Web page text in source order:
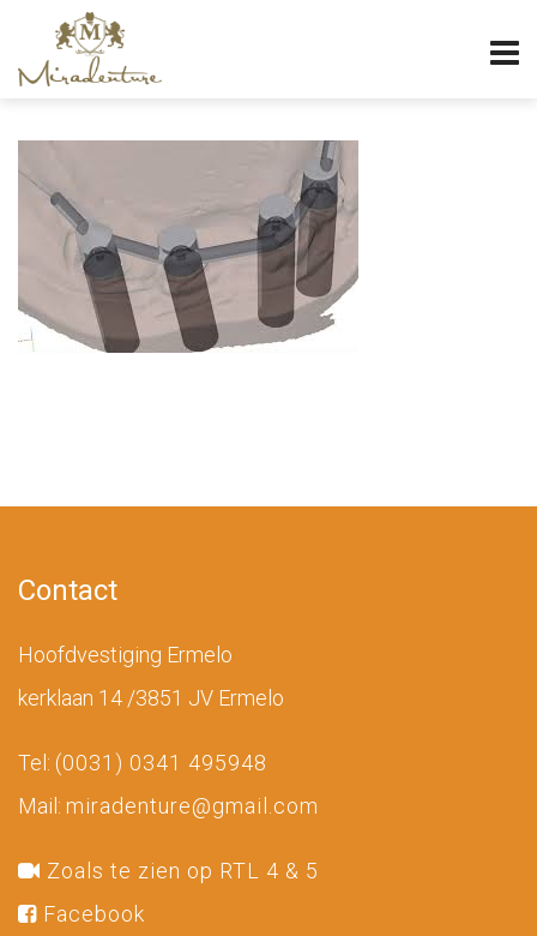
Contact
Hoofdvestiging Ermelo
kerklaan 14 /3851 JV Ermelo
Tel: (0031) 0341 495948
Mail: miradenture@gmail.com
Zoals te zien op RTL 4 & 5
Facebook